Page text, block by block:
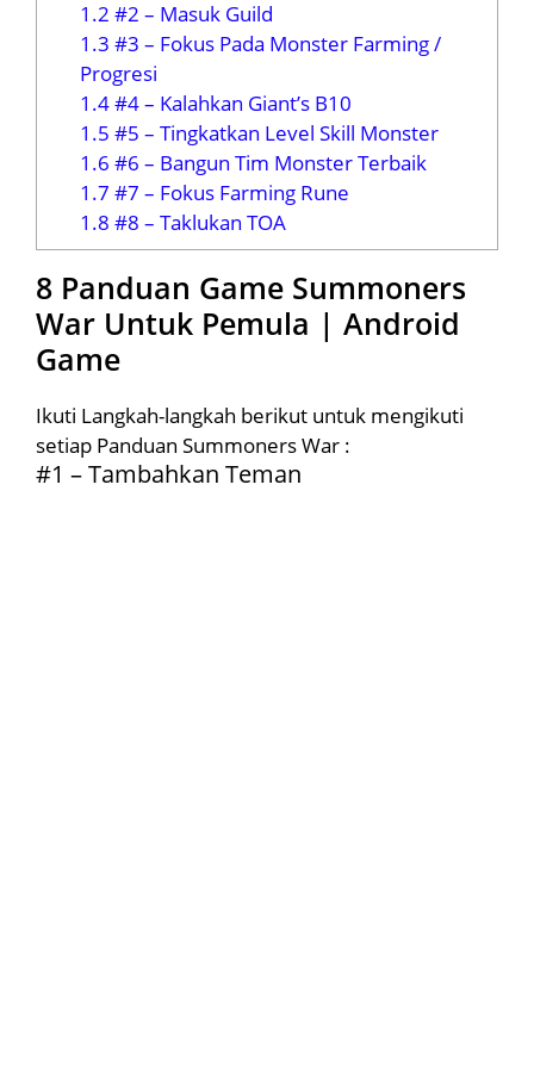
1.2 #2 – Masuk Guild
1.3 #3 – Fokus Pada Monster Farming /
Progresi
1.4#4 – Kalahkan Giant’s B10
1.5 #5 – Tingkatkan Level Skill Monster
1.6 #6 – Bangun Tim Monster Terbaik
1.7 #7 – Fokus Farming Rune
1.8 #8 – Taklukan TOA
8 Panduan Game Summoners
War Untuk Pemula | Android
Game
Ikuti Langkah-langkah berikut untuk mengikuti
setiap Panduan Summoners War :
#1 – Tambahkan Teman